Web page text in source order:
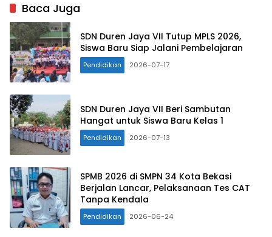
Baca Juga
SDN Duren Jaya VII Tutup MPLS 2026,
Siswa Baru Siap Jalani Pembelajaran
Pendidikan 2026-07-17
SDN Duren Jaya VII Beri Sambutan
Hangat untuk Siswa Baru Kelas 1
Pendidikan 2026-07-13
SPMB 2026 di SMPN 34 Kota Bekasi
Berjalan Lancar, Pelaksanaan Tes CAT
Tanpa Kendala
Pendidikan 2026-06-24